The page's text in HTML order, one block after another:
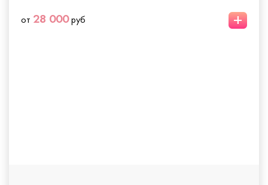
от 28 000руб +